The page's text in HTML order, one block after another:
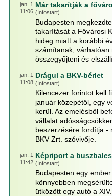
jan. 1
11:06
Már takarítják a
(Infostart)
Budapesten
takarítását a Fővárosi
hideg miatt a korábbi
számítanak,
összegyűjteni és
jan. 1
11:08
Drágul a BKV-bérlet
(Infostart)
Kilencezer forintot kell
január közepétől, egy
kerül. Az emelésből
vállalat
beszerzésére fordítja -
BKV Zrt. szóvivője.
jan. 1
11:42
Képriport a
(Infostart)
Budapesten egy
könnyebben
ütközött egy autó a